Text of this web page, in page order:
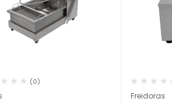
(0)
Freidoras